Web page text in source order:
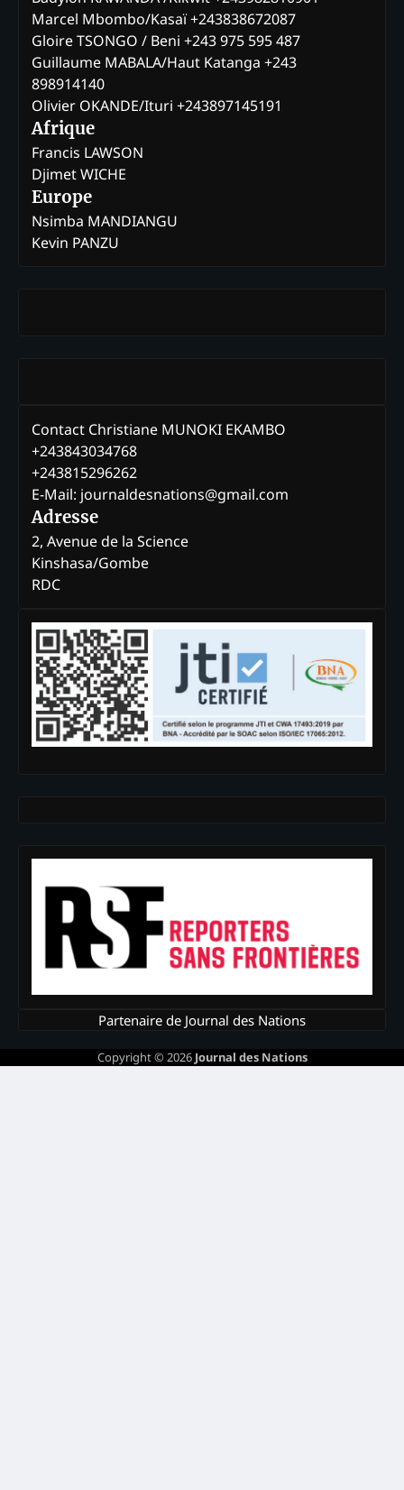
Marcel Mbombo/Kasaï +243838672087
Gloire TSONGO / Beni +243 975 595 487
Guillaume MABALA/Haut Katanga +243
898914140
Olivier OKANDE/Ituri +243897145191
Afrique
Francis LAWSON
Djimet WICHE
Europe
Nsimba MANDIANGU
Kevin PANZU
Contact Christiane MUNOKI EKAMBO
+243843034768
+243815296262
E-Mail: journaldesnations@gmail.com
Adresse
2, Avenue de la Science
Kinshasa/Gombe
RDC
Partenaire de Journal des Nations
Copyright © 2026 Journal des Nations